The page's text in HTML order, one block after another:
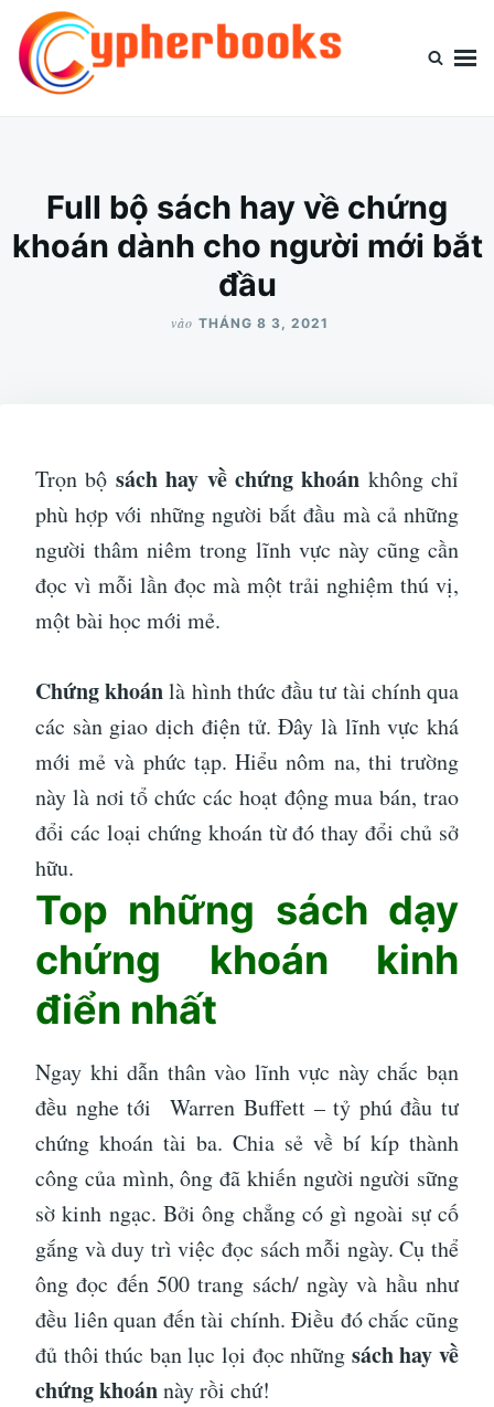
Nhảy
đến
nội
Tìm
kiếm
cho:
Full bộ sách hay về chứng
khoán dành cho người mới bắt
đầu
vào THÁNG 8 3, 2021
Trọn bộ sách hay về chứng khoán không chỉ
phù hợp với những người bắt đầu mà cả những
người thâm niêm trong lĩnh vực này cũng cần
đọc vì mỗi lần đọc mà một trải nghiệm thú vị,
một bài học mới mẻ.
Chứng khoánlà hình thức đầu tư tài chính qua
các sàn giao dịch điện tử. Đây là lĩnh vực khá
mới mẻ và phức tạp. Hiểu nôm na, thi trường
này là nơi tổ chức các hoạt động mua bán, trao
đổi các loại chứng khoán từ đó thay đổi chủ sở
hữu.
Top những sách dạy
chứng khoán kinh
điển nhất
Ngay khi dẫn thân vào lĩnh vực này chắc bạn
đều nghe tới Warren Buffett – tỷ phú đầu tư
chứng khoán tài ba. Chia sẻ về bí kíp thành
công của mình, ông đã khiến người người sững
sờ kinh ngạc. Bởi ông chẳng có gì ngoài sự cố
gắng và duy trì việc đọc sách mỗi ngày. Cụ thể
ông đọc đến 500 trang sách/ ngày và hầu như
đều liên quan đến tài chính. Điều đó chắc cũng
đủ thôi thúc bạn lục lọi đọc những sách hay về
chứng khoánnày rồi chứ!